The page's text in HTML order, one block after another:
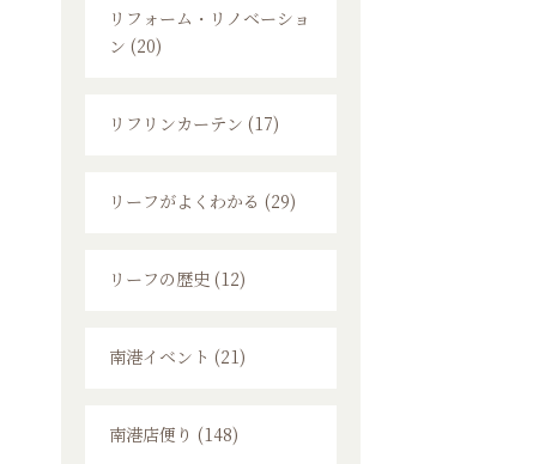
リフォーム・リノベーショ
ン (20)
リフリンカーテン (17)
リーフがよくわかる (29)
リーフの歴史 (12)
南港イベント (21)
南港店便り (148)